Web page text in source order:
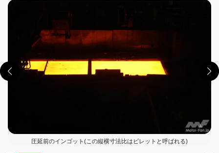
圧延前のインゴット(この縦横寸法比はビレットと呼ばれる)
この画像の記事を読む